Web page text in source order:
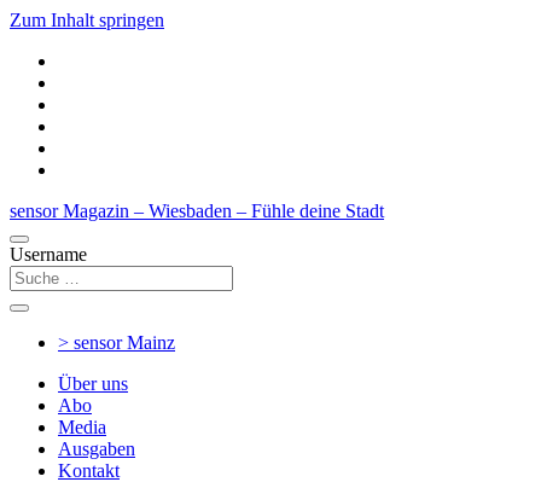
Zum Inhalt springen
sensor Magazin – Wiesbaden – Fühle deine Stadt
Username
> sensorMainz
Über uns
Abo
Media
Ausgaben
Kontakt